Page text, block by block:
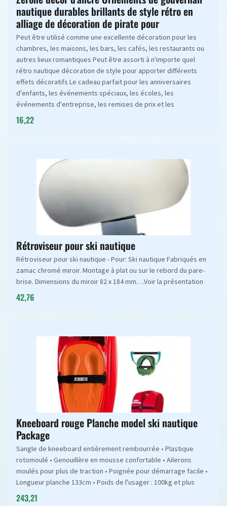
nautique durables brillants de style rétro en
alliage de décoration de pirate pour
Peut être utilisé comme une excellente décoration pour les
chambres, les maisons, les bars, les cafés, les restaurants ou
autres lieux romantiques Peut être assorti à n'importe quel
rétro nautique décoration de style pour apporter différents
effets décoratifs Le cadeau parfait pour les anniversaires
d'enfants, les événements spéciaux, les écoles, les
événements d'entreprise, les remises de prix et les
16,22
Rétroviseur pour ski nautique
Rétroviseur pour ski nautique - Pour: Ski nautique Fabriqués en
zamac chromé miroir. Montage à plat ou sur le rebord du pare-
brise. Dimensions du miroir 82 x 184 mm.…Voir la présentation
42,76
Kneeboard rouge Planche model ski nautique
Package
Sangle de kneeboard entièrement rembourrée • Plastique
rotomoulé • Genouillère en mousse confortable • Ailerons
moulés pour plus de traction • Poignée pour démarrage facile •
Longueur planche 133cm • Poids de l'usager : 100kg et plus
243,21